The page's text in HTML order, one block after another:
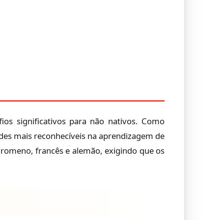
significativos para não nativos. Como
mais reconhecíveis na aprendizagem de
francês e alemão, exigindo que os